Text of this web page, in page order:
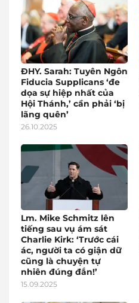
ĐHY. Sarah: Tuyên Ngôn
Fiducia Supplicans ‘đe
dọa sự hiệp nhất của
Hội Thánh,’ cần phải ‘bị
lãng quên’
26.10.2025
Lm. Mike Schmitz lên
tiếng sau vụ ám sát
Charlie Kirk: ‘Trước cái
ác, người ta có giận dữ
cũng là chuyện tự
nhiên đúng đắn!’
15.09.2025